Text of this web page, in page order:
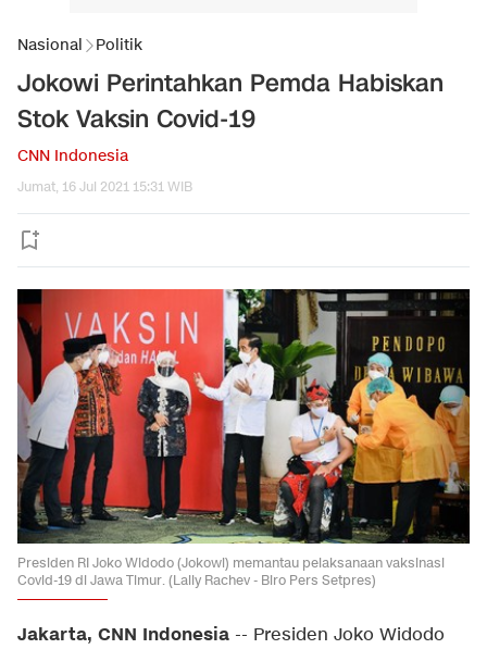
Nasional Politik
Jokowi Perintahkan Pemda Habiskan
Stok Vaksin Covid-19
CNN Indonesia
Jumat, 16 Jul 2021 15:31 WIB
Presiden RI Joko Widodo (Jokowi) memantau pelaksanaan vaksinasi
Covid-19 di Jawa Timur. (Laily Rachev - Biro Pers Setpres)
Jakarta, CNN Indonesia -- Presiden Joko Widodo